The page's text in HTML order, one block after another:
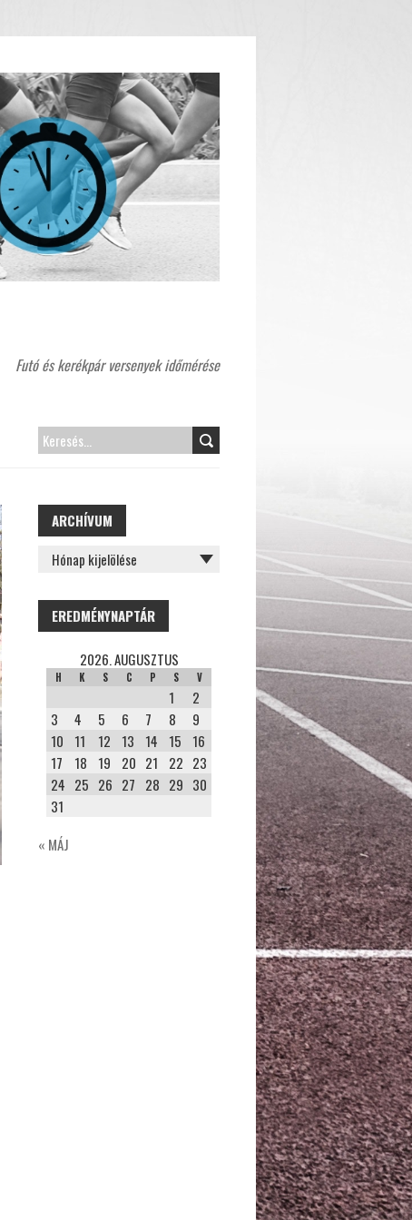
Futó és kerékpár versenyek időmérése
KERESÉS:
ARCHÍVUM
ARCHÍVUM
EREDMÉNYNAPTÁR
2026. AUGUSZTUS
H K S C P S V
1
2
3
4 5 6 7 8
9
10
11 12 13 14 15
16
17
18 19 20 21 22 23
24 25 26 27 28 29 30
31
« MÁJ